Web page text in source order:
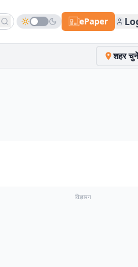
ePaper
शहर चुनें
विज्ञापन